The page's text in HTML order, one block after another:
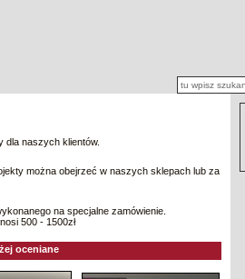
dla naszych klientów.
można obejrzeć w naszych sklepach lub za
na specjalne zamówienie.
500 - 1500zł
oceniane